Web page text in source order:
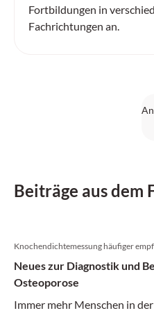
Fortbildungen in
Fachrichtungen an.
Beiträge aus dem
Knochendichtemessung häufiger
Neues zur Diagnostik und
Osteoporose
Immer mehr Menschen in